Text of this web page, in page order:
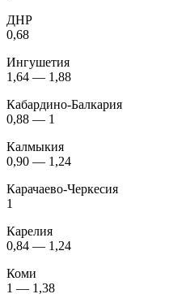
ДНР
0,68
Ингушетия
1,64 — 1,88
Кабардино-Балкария
0,88 — 1
Калмыкия
0,90 — 1,24
Карачаево-Черкесия
1
Карелия
0,84 — 1,24
Коми
1 — 1,38